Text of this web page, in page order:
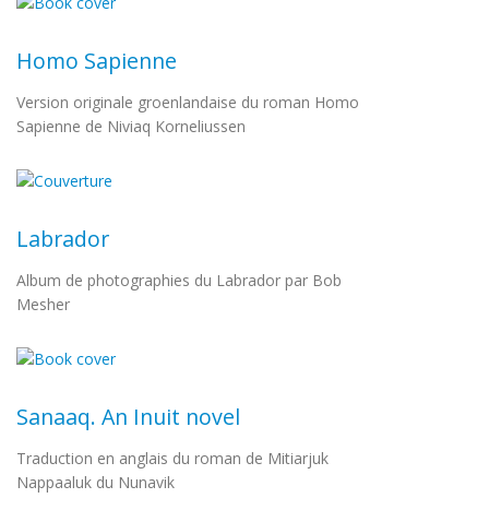
Homo Sapienne
Version originale groenlandaise du roman Homo
Sapienne de Niviaq Korneliussen
Labrador
Album de photographies du Labrador par Bob
Mesher
Sanaaq. An Inuit novel
Traduction en anglais du roman de Mitiarjuk
Nappaaluk du Nunavik